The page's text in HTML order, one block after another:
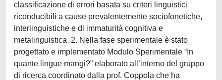
classificazione di errori basata su criteri linguistici
riconducibili a cause prevalentemente sociofonetiche,
interlinguistiche e di immaturità cognitiva e
metalinguistica. 2. Nella fase sperimentale è stato
progettato e implementato Modulo Sperimentale “In
quante lingue mangi?” elaborato all’interno del gruppo
di ricerca coordinato dalla prof. Coppola che ha